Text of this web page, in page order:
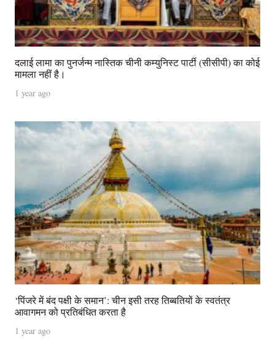
दलाई लामा का पुनर्जन्म नास्तिक चीनी कम्युनिस्ट पार्टी (सीसीपी) का कोई
मामला नहीं है।
1 year ago
‘पिंजरे में बंद पक्षी के समान’: चीन इसी तरह तिब्बतियों के स्वतंत्र
आवागमन को प्रतिबंधित करता है
1 year ago